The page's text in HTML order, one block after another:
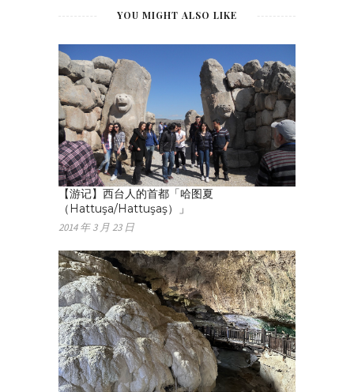
YOU MIGHT ALSO LIKE
【游记】西台人的首都「哈图夏
（Hattuşa/Hattuşaş）」
2014 年 3 月 23 日